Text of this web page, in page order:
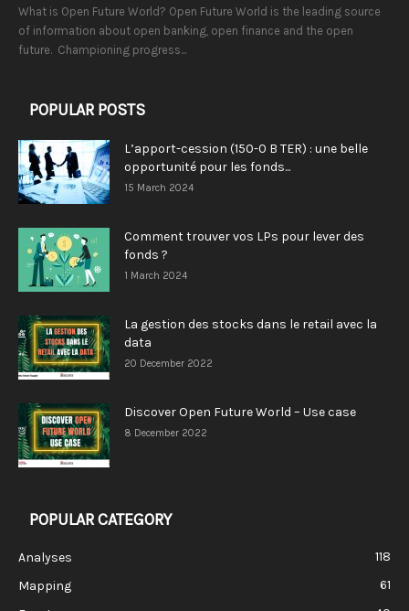
What is Open Future World? Open Future World is the leading source
of information about open banking, open finance and the open
future. Championing progress...
POPULAR POSTS
L’apport-cession (150-0 B TER) : une belle
opportunité pour les fonds...
15 March 2024
Comment trouver vos LPs pour lever des
fonds ?
1 March 2024
La gestion des stocks dans le retail avec la
data
20 December 2022
Discover Open Future World – Use case
8 December 2022
POPULAR CATEGORY
Analyses
118
Mapping
61